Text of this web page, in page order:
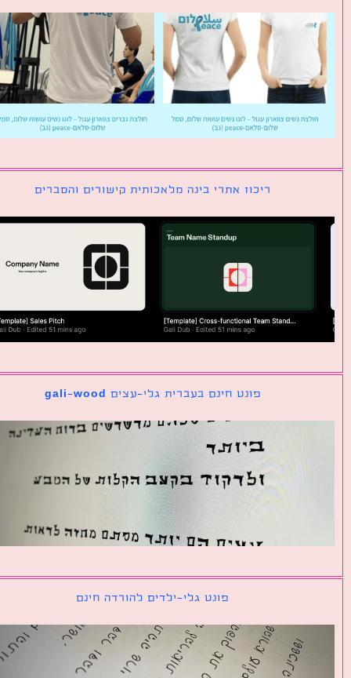
ריכוז אתרי בינה מלאכותית קישורים והסברים
פונט חינם בעברית גלי-עצים gali-wood
פונט גלי-ילדים להורדה חינם